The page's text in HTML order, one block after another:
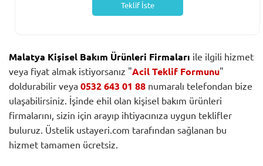
Teklif İste
Malatya Kişisel Bakım Ürünleri Firmaları ile ilgili hizmet
veya fiyat almak istiyorsanız "Acil Teklif Formunu"
doldurabilir veya 0532 643 01 88 numaralı telefondan bize
ulaşabilirsiniz. İşinde ehil olan kişisel bakım ürünleri
firmalarını, sizin için arayıp ihtiyacınıza uygun teklifler
buluruz. Üstelik ustayeri.com tarafından sağlanan bu
hizmet tamamen ücretsiz.